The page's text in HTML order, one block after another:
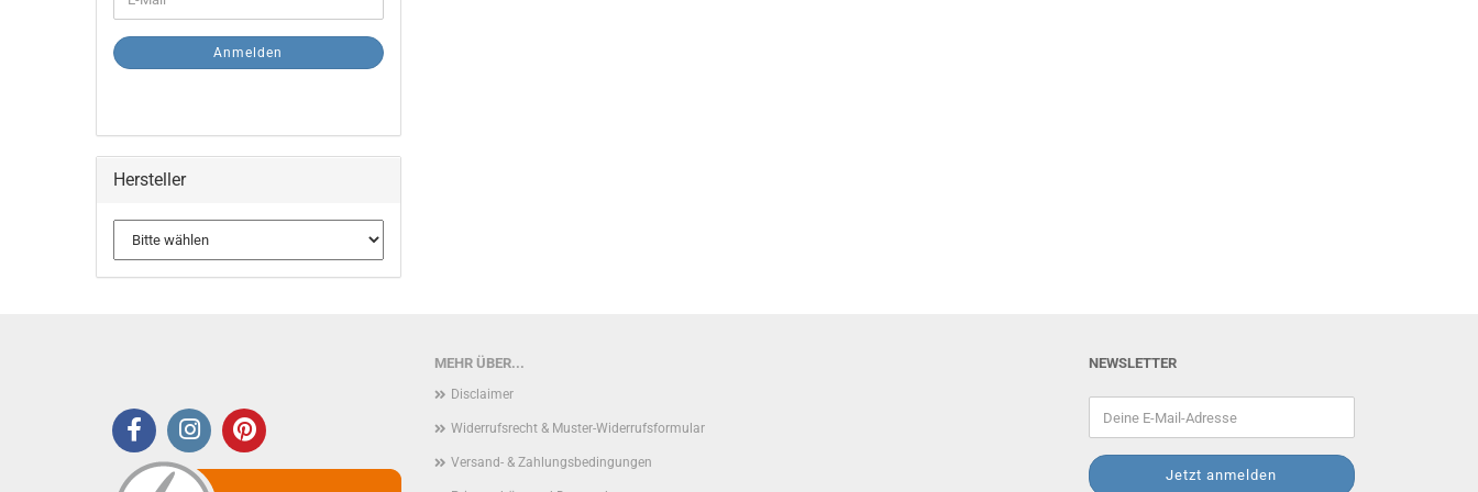
ZUR
ANMELDUNG
Mail
Anmelden
Hersteller
MEHR ÜBER...
Disclaimer
Widerrufsrecht & Muster-Widerrufsformular
Versand- & Zahlungsbedingungen
NEWSLETTER